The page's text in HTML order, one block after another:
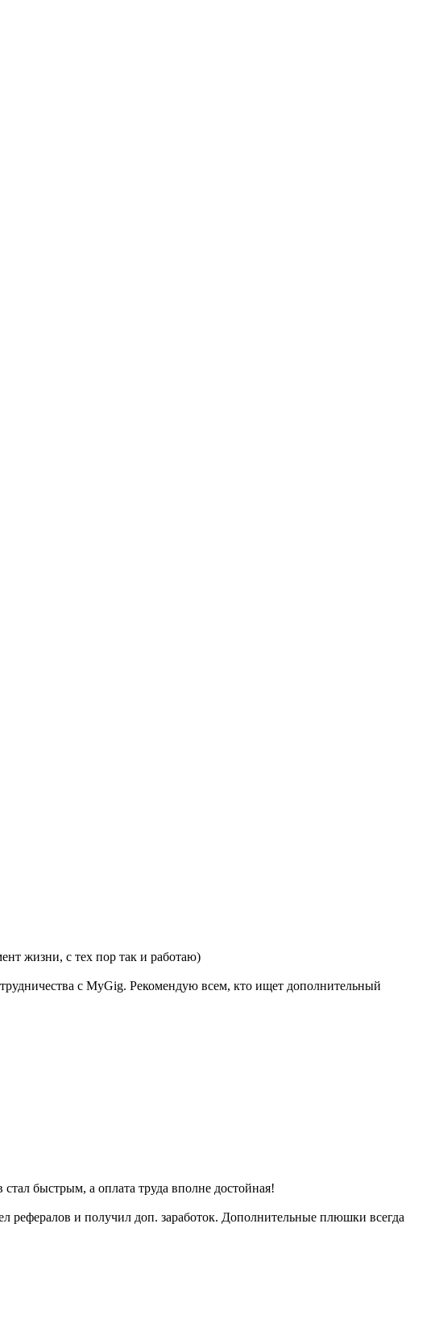
жизни, с тех пор так и работаю)
с MyGig. Рекомендую всем, кто ищет дополнительный
быстрым, а оплата труда вполне достойная!
и получил доп. заработок. Дополнительные плюшки всегда